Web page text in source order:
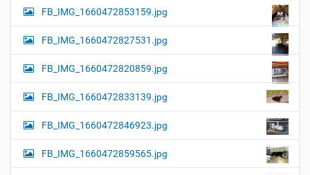
FB_IMG_1660472853159.jpg
FB_IMG_1660472827531.jpg
FB_IMG_1660472820859.jpg
FB_IMG_1660472833139.jpg
FB_IMG_1660472846923.jpg
FB_IMG_1660472859565.jpg